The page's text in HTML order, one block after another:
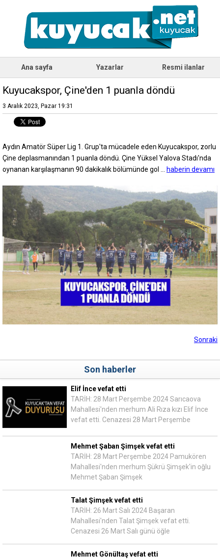
Ana sayfa Yazarlar Resmi ilanlar
Kuyucakspor, Çine'den 1 puanla döndü
3 Aralık 2023, Pazar 19:31
Aydın Amatör Süper Lig 1. Grup'ta mücadele eden Kuyucakspor, zorlu
Çine deplasmanından 1 puanla döndü. Çine Yüksel Yalova Stadı'nda
oynanan karşılaşmanın 90 dakikalık bölümünde gol ...
haberin devamı
Sonraki
Son haberler
Elif İnce vefat etti
TARİH: 28 Mart Perşembe 2024 Sarıcaova
Mahallesi'nden merhum Ali Rıza kızı Elif İnce
vefat etti. Cenazesi 28 Mart Perşembe
Mehmet Şaban Şimşek vefat etti
TARİH: 28 Mart Perşembe 2024 Pamukören
Mahallesi'nden merhum Şükrü Şimşek'in oğlu
Mehmet Şaban Şimşek
Talat Şimşek vefat etti
TARİH: 26 Mart Salı 2024 Başaran
Mahallesi'nden Talat Şimşek vefat etti.
Cenazesi 26 Mart Salı günü öğle
Mehmet Gönültaş vefat etti